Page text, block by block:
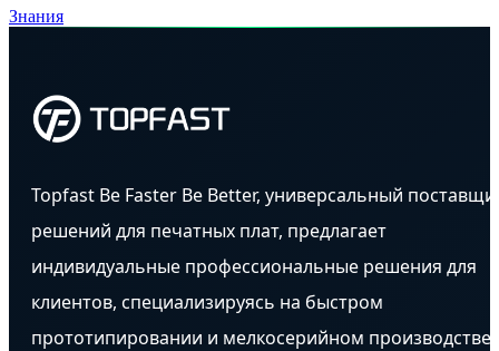
Знания
Topfast Be Faster Be Better, универсальный
решений для печатных плат, предлагает
индивидуальные профессиональные решения для
клиентов, специализируясь на быстром
прототипировании и мелкосерийном производстве.